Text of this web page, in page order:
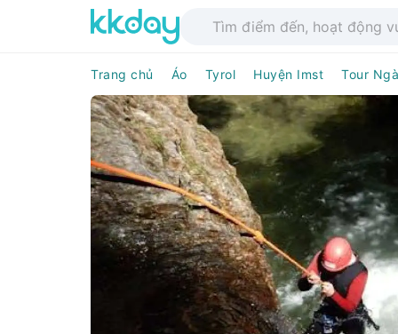
Trang chủ Áo Tyrol Huyện Imst Tour